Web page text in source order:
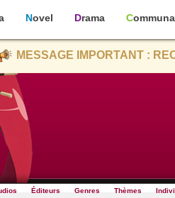
Novel Drama
MESSAGE IMPORTANT :
Éditeurs Genres Thèmes